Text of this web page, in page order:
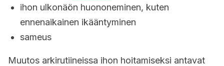
ihon ulkonäön huononeminen, kuten
ennenaikainen ikääntyminen
sameus
Muutos arkirutiineissa ihon hoitamiseksi antavat